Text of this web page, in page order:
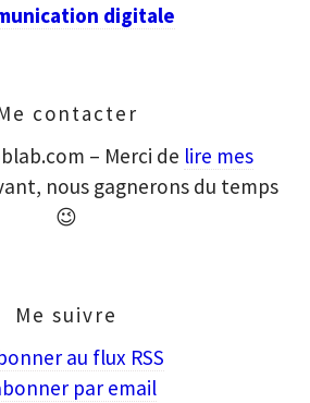
digitale
contacter
– Merci de lire mes
nous gagnerons du temps
😉
Me suivre
au flux RSS
par email